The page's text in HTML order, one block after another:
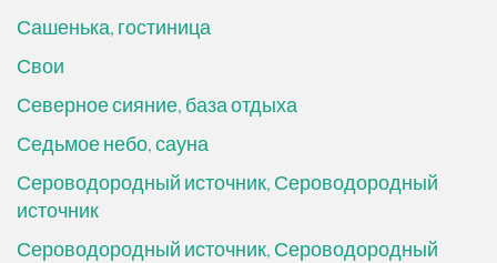
Сашенька, гостиница
Свои
Северное сияние, база отдыха
Седьмое небо, сауна
Сероводородный источник, Сероводородный
источник
Сероводородный источник, Сероводородный